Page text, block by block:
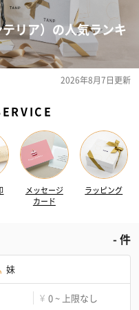
リア）の人気ランキ
2026年8月7日更新
メッセージ
カード
ラッピング
-件
妹
¥ 0 ~ 上限なし